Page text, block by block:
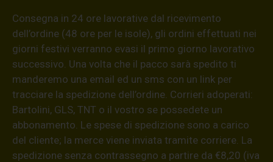
Consegna in 24 ore lavorative dal ricevimento
dell’ordine (48 ore per le isole), gli ordini effettuati nei
giorni festivi verranno evasi il primo giorno lavorativo
successivo. Una volta che il pacco sarà spedito ti
manderemo una email ed un sms con un link per
tracciare la spedizione dell’ordine. Corrieri adoperati:
Bartolini, GLS, TNT o il vostro se possedete un
abbonamento. Le spese di spedizione sono a carico
del cliente; la merce viene inviata tramite corriere. La
spedizione senza contrassegno a partire da €8,20 (iva